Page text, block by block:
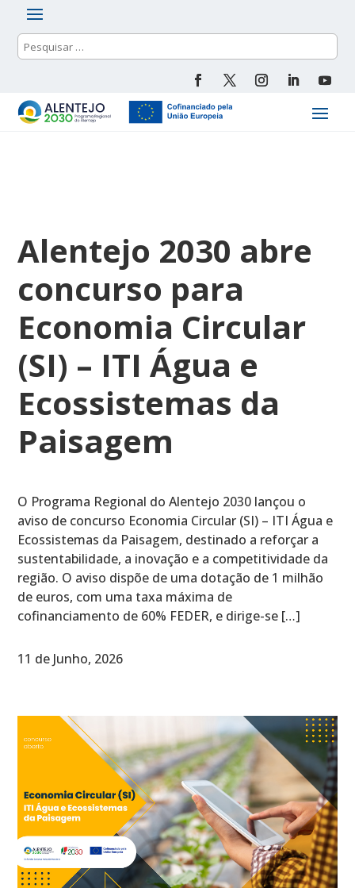
Alentejo 2030 abre
concurso para
Economia Circular
(SI) – ITI Água e
Ecossistemas da
Paisagem
O Programa Regional do Alentejo 2030 lançou o
aviso de concurso Economia Circular (SI) – ITI Água e
Ecossistemas da Paisagem, destinado a reforçar a
sustentabilidade, a inovação e a competitividade da
região. O aviso dispõe de uma dotação de 1 milhão
de euros, com uma taxa máxima de
cofinanciamento de 60% FEDER, e dirige-se […]
11 de Junho, 2026